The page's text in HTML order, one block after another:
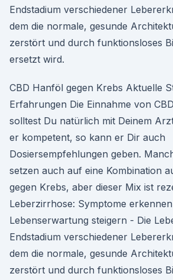
Endstadium verschiedener
dem die normale, gesunde
zerstört und durch funktionsloses
ersetzt wird.
CBD Hanföl gegen Krebs Aktuelle
Erfahrungen Die Einnahme von
solltest Du natürlich mit Deinem
er kompetent, so kann er Dir auch
Dosiersempfehlungen geben.
setzen auch auf eine Kombination
gegen Krebs, aber dieser Mix ist
Leberzirrhose: Symptome
Lebenserwartung steigern - Die
Endstadium verschiedener
dem die normale, gesunde
zerstört und durch funktionsloses